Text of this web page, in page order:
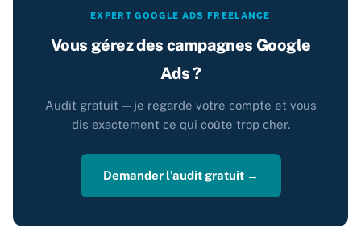
EXPERT GOOGLE ADS FREELANCE
Vous gérez des campagnes Google
Ads ?
Audit gratuit — je regarde votre compte et vous
dis exactement ce qui coûte trop cher.
Demander l’audit gratuit →